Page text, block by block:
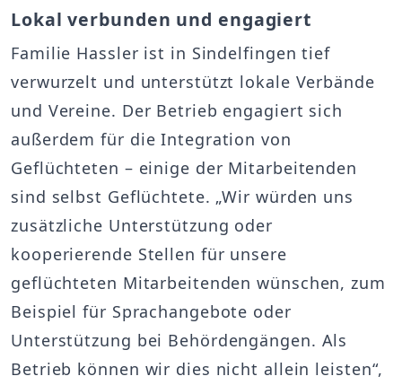
Lokal verbunden und engagiert
Familie Hassler ist in Sindelfingen tief
verwurzelt und unterstützt lokale Verbände
und Vereine. Der Betrieb engagiert sich
außerdem für die Integration von
Geflüchteten – einige der Mitarbeitenden
sind selbst Geflüchtete. „Wir würden uns
zusätzliche Unterstützung oder
kooperierende Stellen für unsere
geflüchteten Mitarbeitenden wünschen, zum
Beispiel für Sprachangebote oder
Unterstützung bei Behördengängen. Als
Betrieb können wir dies nicht allein leisten“,